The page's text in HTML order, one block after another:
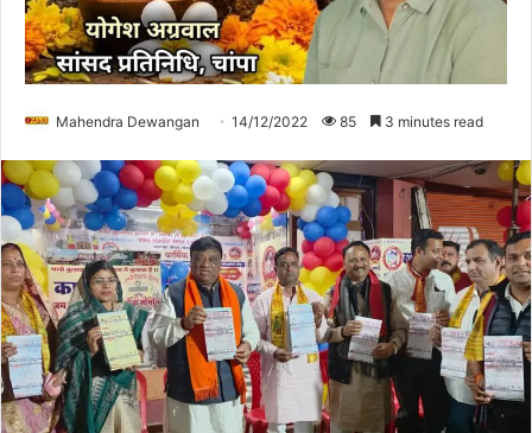
Mahendra Dewangan 14/12/2022 85 3 minutes read